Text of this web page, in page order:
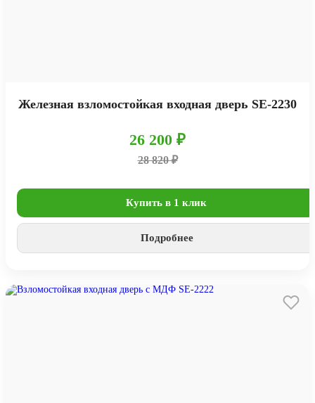
Железная взломостойкая входная дверь SE-2230
26 200 ₽
28 820 ₽
Купить в 1 клик
Подробнее